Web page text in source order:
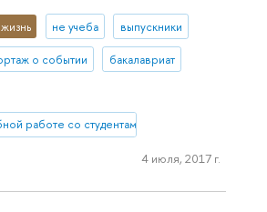
не учеба выпускники
о событии бакалавриат
работе со студентами (Нижний Новгород)
4 июля, 2017 г.